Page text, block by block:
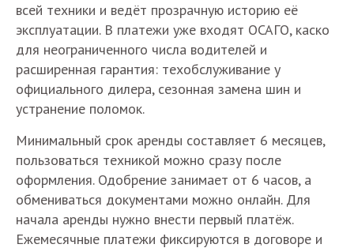
всей техники и ведёт прозрачную историю её
эксплуатации. В платежи уже входят ОСАГО, каско
для неограниченного числа водителей и
расширенная гарантия: техобслуживание у
официального дилера, сезонная замена шин и
устранение поломок.
Минимальный срок аренды составляет 6 месяцев,
пользоваться техникой можно сразу после
оформления. Одобрение занимает от 6 часов, а
обмениваться документами можно онлайн. Для
начала аренды нужно внести первый платёж.
Ежемесячные платежи фиксируются в договоре и